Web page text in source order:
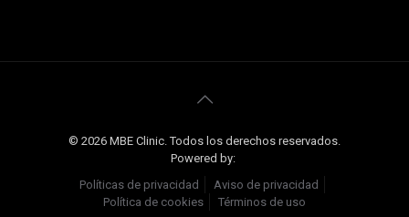
© 2026 MBE Clinic. Todos los derechos reservados.
Powered by:
Políticas de privacidad
Aviso de privacidad
Política de cookies
Términos de uso